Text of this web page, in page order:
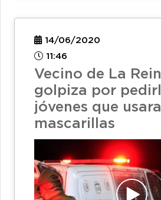
14/06/2020
11:46
Vecino de La
golpiza por
jóvenes que
mascarillas